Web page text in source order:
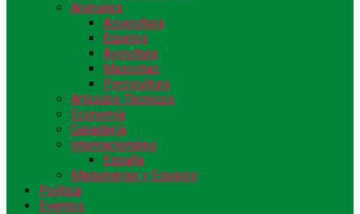
Animales
Acuicultura
Equinos
Avicultura
Mascotas
Porcicultura
Artículos Técnicos
Economía
Ganadería
Internacionales
España
Maquinarias y Equipos
Política
Eventos